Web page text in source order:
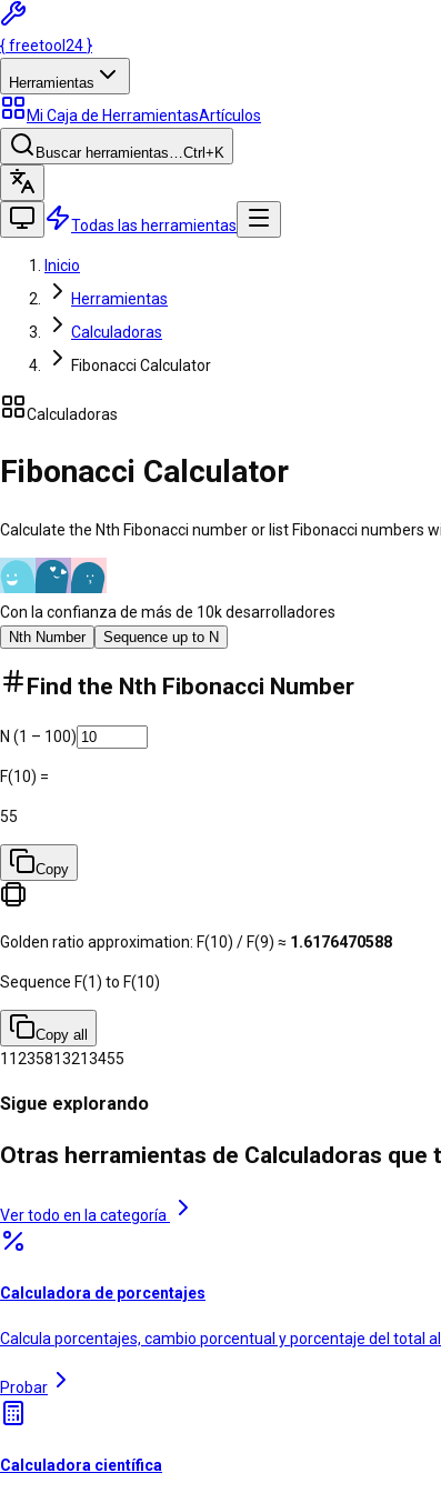
{freetool 24 }
Herramientas
Mi Caja de HerramientasArtículos
Buscar herramientas…Ctrl +K
Todas las herramientas
Inicio
Herramientas
Calculadoras
Fibonacci Calculator
Calculadoras
Fibonacci Calculator
Calculate the Nth Fibonacci number or list Fibonacci numbers
Con la confianza de más de 10k desarrolladores
Nth Number Sequence up to N
Find the Nth Fibonacci Number
N (1 – 100)
F(10) =
55
Copy
Golden ratio approximation: F(10) / F(9) ≈ 1.6176470588
Sequence F(1) to F(10)
Copy all
1 1235813213455
Sigue explorando
Otras herramientas de Calculadoras que
Ver todo en la categoría
Calculadora de porcentajes
Calcula porcentajes, cambio porcentual y porcentaje del total
Probar
Calculadora científica